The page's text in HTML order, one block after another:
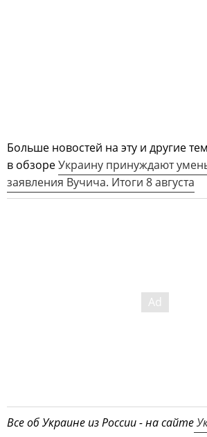
Больше новостей на эту и другие
в обзореУкраину принуждают
заявления Вучича. Итоги 8 августа
Все об Украине из России - на сайте